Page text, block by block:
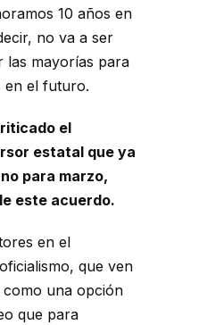
10 años en
no va a ser
las mayorías para
en el futuro.
el
estatal que ya
para marzo,
este acuerdo.
en el
que ven
una opción
que para